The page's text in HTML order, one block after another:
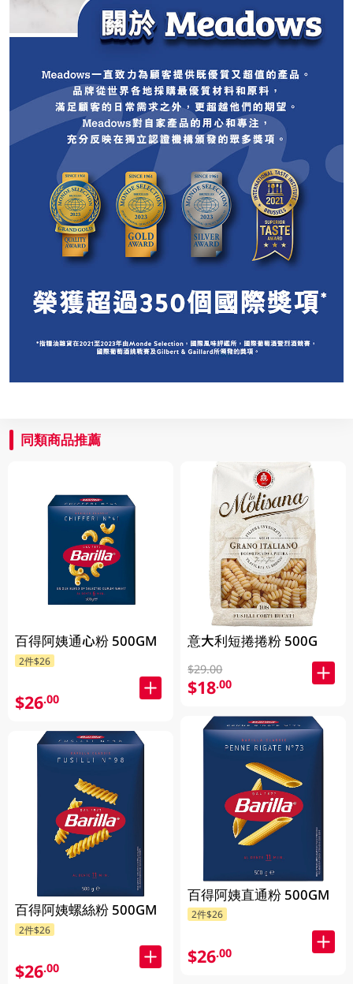
同類商品推薦
百得阿姨通心粉 500GM
2件$26
$26.00
百得阿姨螺絲粉 500GM
2件$26
$26.00
意大利短捲捲粉 500G
$29.00
$18.00
百得阿姨直通粉 500GM
2件$26
$26.00